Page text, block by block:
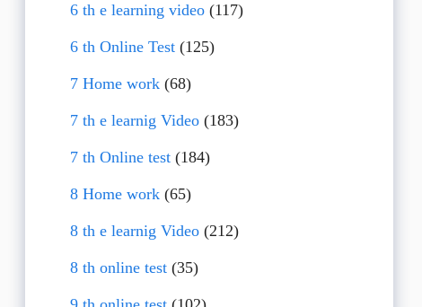
6 th e learning video(117)
6 th Online Test(125)
7 Home work(68)
7 th e learnig Video(183)
7 th Online test(184)
8 Home work(65)
8 th e learnig Video(212)
8 th online test(35)